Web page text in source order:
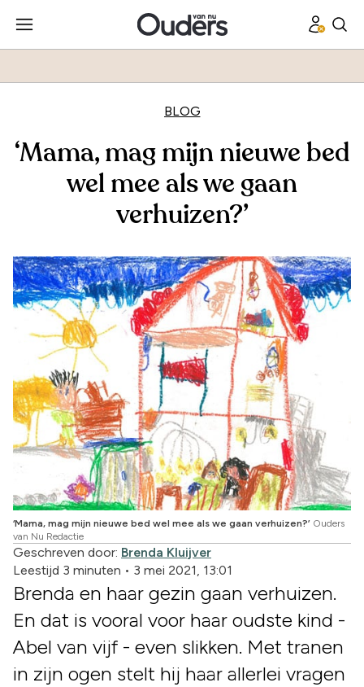
BLOG
‘Mama, mag mijn nieuwe bed
wel mee als we gaan
verhuizen?’
‘Mama, mag mijn nieuwe bed wel mee als we gaan verhuizen?’ Ouders
van Nu Redactie
Geschreven door: Brenda Kluijver
Leestijd 3 minuten • 3 mei 2021, 13:01
Brenda en haar gezin gaan verhuizen.
En dat is vooral voor haar oudste kind -
Abel van vijf - even slikken. Met tranen
in zijn ogen stelt hij haar allerlei vragen